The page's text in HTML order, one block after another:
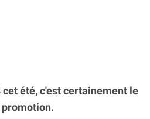
été, c'est certainement le